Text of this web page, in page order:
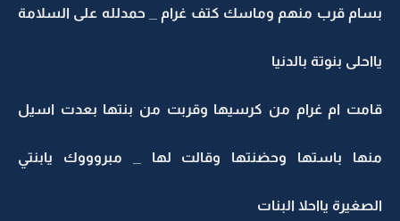
بسام قرب منهم وماسك كتف غرام _ حمدلله على السلامة
يااحلى بنوتة بالدنيا
قامت ام غرام من كرسيها وقربت من بنتها بعدت اسيل
منها باستها وحضنتها وقالت لها _ مبروووك يابنتي
الصغيرة يااحلا البنات